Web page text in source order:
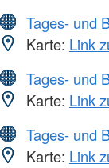
Tages- und
Karte: Link
Tages- und
Karte: Link
Tages- und
Karte: Link